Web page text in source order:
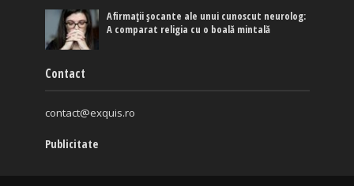
Afirmaţii şocante ale unui cunoscut neurolog:
A comparat religia cu o boală mintală
Contact
contact@exquis.ro
Publicitate